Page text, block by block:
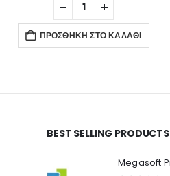
ΠΡΟΣΘΉΚΗ ΣΤΟ ΚΑΛΆΘΙ
BEST SELLING PRODUCTS